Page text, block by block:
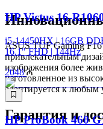
ASUS TUF Gaming
привлекательным
изображения более
изготовленное из
адаптируется к любым
Гарантия и
HP Victus 16-
i5-14450HX | 16GB
16.1" FHD | 144Hz
2048
HP ProBook 460